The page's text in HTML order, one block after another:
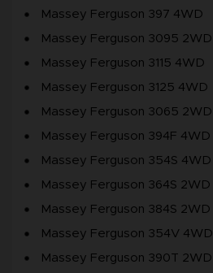
Massey Ferguson 397 4WD
Massey Ferguson 3095 2WD
Massey Ferguson 3115 4WD
Massey Ferguson 3125 4WD
Massey Ferguson 3065 2WD
Massey Ferguson 394F 4WD
Massey Ferguson 354S 4WD
Massey Ferguson 364S 2WD
Massey Ferguson 384S 2WD
Massey Ferguson 354V 4WD
Massey Ferguson 390T 2WD